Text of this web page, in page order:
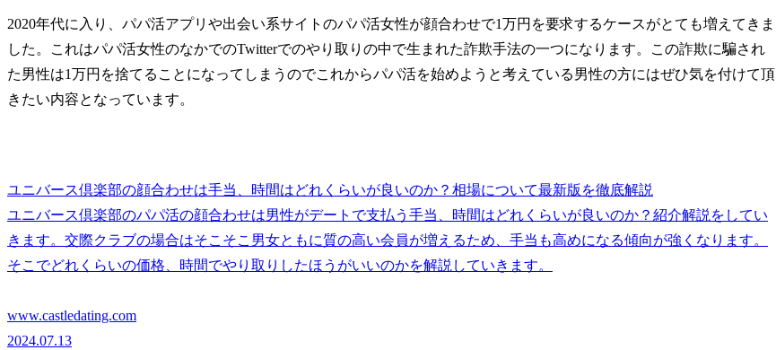
2020年代に入り、パパ活アプリや出会い系サイトのパパ活女性が顔合わせで1万円を要求するケースがとても増えてきま
した。これはパパ活女性のなかでのTwitterでのやり取りの中で生まれた詐欺手法の一つになります。この詐欺に騙され
た男性は1万円を捨てることになってしまうのでこれからパパ活を始めようと考えている男性の方にはぜひ気を付けて頂
きたい内容となっています。
ユニバース倶楽部の顔合わせは手当、時間はどれくらいが良いのか？相場について最新版を徹底解説
ユニバース倶楽部のパパ活の顔合わせは男性がデートで支払う手当、時間はどれくらいが良いのか？紹介解説をしてい
きます。交際クラブの場合はそこそこ男女ともに質の高い会員が増えるため、手当も高めになる傾向が強くなります。
そこでどれくらいの価格、時間でやり取りしたほうがいいのかを解説していきます。
www.castledating.com
2024.07.13